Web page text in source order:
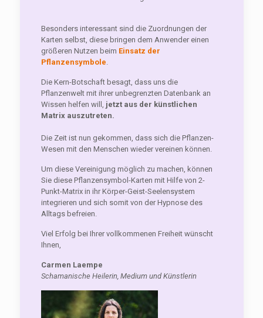
Besonders interessant sind die Zuordnungen der
Karten selbst, diese bringen dem Anwender einen
größeren Nutzen beim Einsatz der
Pflanzensymbole.
Die Kern-Botschaft besagt, dass uns die
Pflanzenwelt mit ihrer unbegrenzten Datenbank an
Wissen helfen will, jetzt aus der künstlichen
Matrix auszutreten.
Die Zeit ist nun gekommen, dass sich die Pflanzen-
Wesen mit den Menschen wieder vereinen können.
Um diese Vereinigung möglich zu machen, können
Sie diese Pflanzensymbol-Karten mit Hilfe von 2-
Punkt-Matrix in ihr Körper-Geist-Seelensystem
integrieren und sich somit von der Hypnose des
Alltags befreien.
Viel Erfolg bei Ihrer vollkommenen Freiheit wünscht
Ihnen,
Carmen Laempe
Schamanische Heilerin, Medium und Künstlerin